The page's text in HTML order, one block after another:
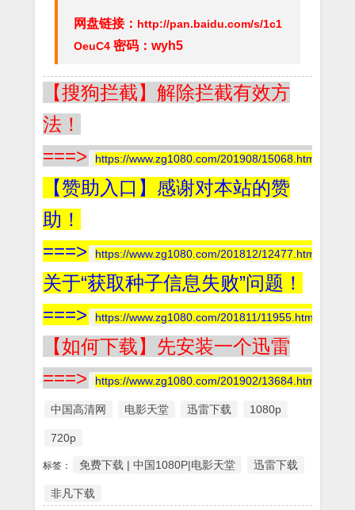
网盘链接： http://pan.baidu.com/s/1c1
OeuC4 密码：wyh5
【搜狗拦截】解除拦截有效方
法！
===>
https://www.zg1080.com/201908/15068.html
【赞助入口】感谢对本站的赞
助！
===>
https://www.zg1080.com/201812/12477.html
关于“获取种子信息失败”问题！
===>
https://www.zg1080.com/201811/11955.html
【如何下载】先安装一个迅雷
===>
https://www.zg1080.com/201902/13684.html
中国高清网 电影天堂 迅雷下载 1080p
720p
标签： 免费下载 | 中国1080P|电影天堂 迅雷下载
非凡下载